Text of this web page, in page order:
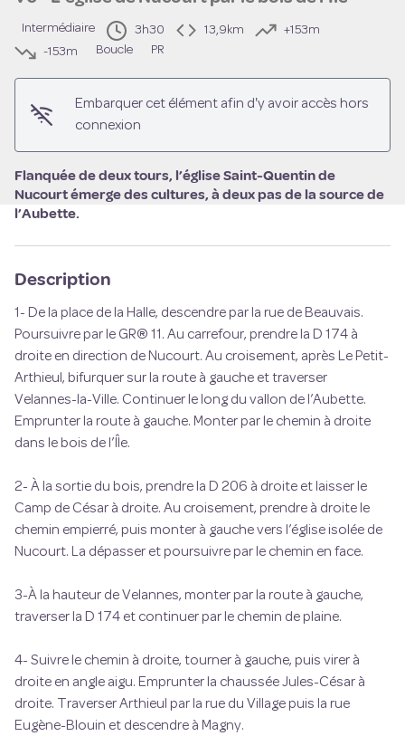
Intermédiaire 3h30 13,9km
+153m
-153m
Boucle PR
Embarquer cet élément afin d'y avoir accès hors
connexion
Flanquée de deux tours, l’église Saint-Quentin de
Nucourt émerge des cultures, à deux pas de la source de
l’Aubette.
Description
1- De la place de la Halle, descendre par la rue de Beauvais.
Poursuivre par le GR® 11. Au carrefour, prendre la D 174 à
droite en direction de Nucourt. Au croisement, après Le Petit-
Arthieul, bifurquer sur la route à gauche et traverser
Velannes-la-Ville. Continuer le long du vallon de l’Aubette.
Emprunter la route à gauche. Monter par le chemin à droite
dans le bois de l’Île.
2- À la sortie du bois, prendre la D 206 à droite et laisser le
Camp de César à droite. Au croisement, prendre à droite le
chemin empierré, puis monter à gauche vers l’église isolée de
Nucourt. La dépasser et poursuivre par le chemin en face.
3-À la hauteur de Velannes, monter par la route à gauche,
traverser la D 174 et continuer par le chemin de plaine.
4- Suivre le chemin à droite, tourner à gauche, puis virer à
droite en angle aigu. Emprunter la chaussée Jules-César à
droite. Traverser Arthieul par la rue du Village puis la rue
Eugène-Blouin et descendre à Magny.